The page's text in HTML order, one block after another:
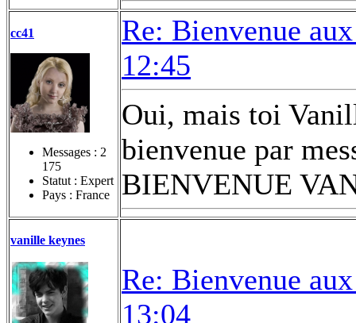
cc41
Messages : 2
175
Statut : Expert
Pays : France
Re: Bienvenue
12:45
Oui, mais toi
bienvenue par
BIENVENUE
vanille keynes
Re: Bienvenue
13:04